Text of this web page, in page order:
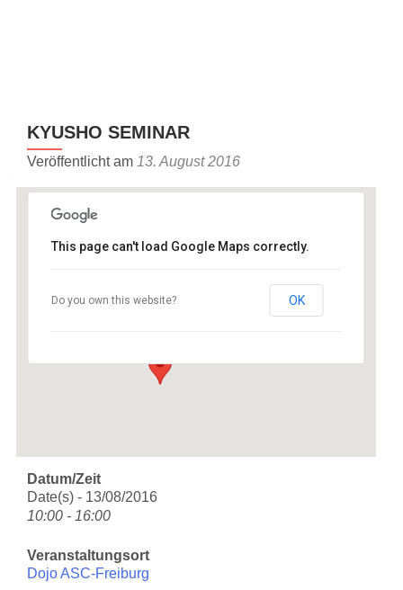
KYUSHO SEMINAR
Veröffentlicht am 13. August 2016
Karlsruherstr. 52 - 79108 Freiburg
This page can't load Google Maps correctly.
Do you own this website? OK
Datum/Zeit
Date(s) - 13/08/2016
10:00 - 16:00
Veranstaltungsort
Dojo ASC-Freiburg